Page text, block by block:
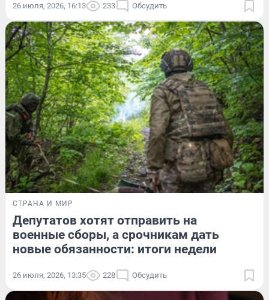
26 июля, 2026, 16:13 233 Обсудить
СТРАНА И МИР
Депутатов хотят отправить на
военные сборы, а срочникам дать
новые обязанности: итоги недели
26 июля, 2026, 13:35 228 Обсудить